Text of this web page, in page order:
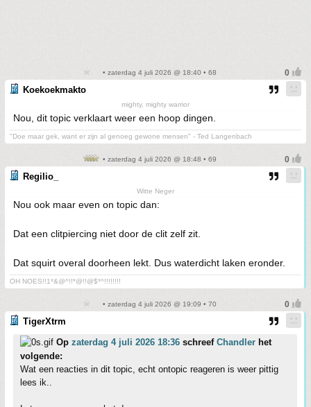
• zaterdag 4 juli 2026 @ 18:40 • 68
Koekoekmakto
mighty, mighty warrior
Nou, dit topic verklaart weer een hoop dingen.
"Doe maar gek, want er zijn al genoeg gewone mensen" - Ted Langenbach
• zaterdag 4 juli 2026 @ 18:48 • 69
Regilio_
Witte Neger
Nou ook maar even on topic dan:
Dat een clitpiercing niet door de clit zelf zit.
Dat squirt overal doorheen lekt. Dus waterdicht laken eronder.
OH NOES!!1*&@^!!*@!!@$*^!!!!!!!!
• zaterdag 4 juli 2026 @ 19:09 • 70
TigerXtrm
Op zaterdag 4 juli 2026 18:36 schreef Chandler het
volgende:
Wat een reacties in dit topic, echt ontopic reageren is weer pittig
lees ik..